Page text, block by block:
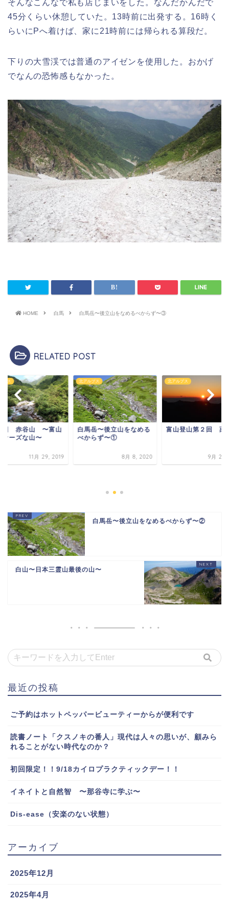
そんなこんなで私も店じまいをした。なんだかんだで
45分くらい休憩していた。13時前に出発する。16時く
らいにPへ着けば、家に21時前には帰られる算段だ。
下りの大雪渓では普通のアイゼンを使用した。おかげ
でなんの恐怖感もなかった。
HOME 白馬 白馬岳〜後立山をなめるべからず〜③
RELATED POST
プス
回 赤谷山 〜富山
ァーズな山〜
11月 29, 2019
北アルプス
白馬岳〜後立山をなめる
べからず〜①
8月 8, 2020
北アルプス
富山登山第２回 薬
9月 28,
白馬岳〜後立山をなめるべからず〜②
白山〜日本三霊山最後の山〜
最近の投稿
ご予約はホットペッパービューティーからが便利です
読書ノート「クスノキの番人」現代は人々の思いが、顧みら
れることがない時代なのか？
初回限定！！9/18カイロプラクティックデー！！
イネイトと自然智 〜那谷寺に学ぶ〜
Dis-ease（安楽のない状態）
アーカイブ
2025年12月
2025年4月